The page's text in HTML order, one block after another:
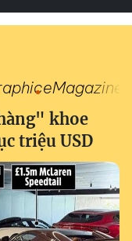
eMagazine
khoe
triệu USD